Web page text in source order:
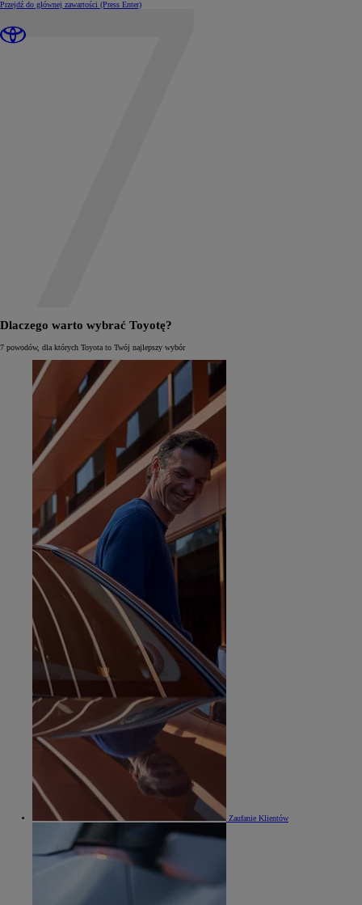
Przejdź do głównej zawartości (Press Enter)
Dlaczego warto wybrać Toyotę?
7 powodów, dla których Toyota to Twój najlepszy wybór
Zaufanie Klientów